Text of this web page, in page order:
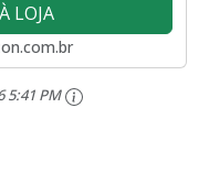
LOJA
5:41 PM